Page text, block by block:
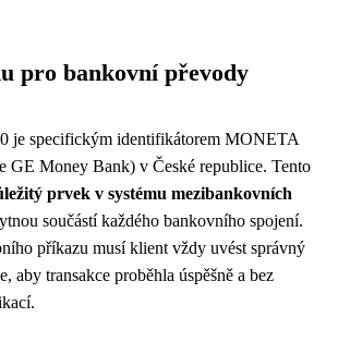
pro bankovní převody
je specifickým identifikátorem MONETA
GE Money Bank) v České republice. Tento
prvek v systému mezibankovních
součástí každého bankovního spojení.
příkazu musí klient vždy uvést správný
aby transakce proběhla úspěšně a bez